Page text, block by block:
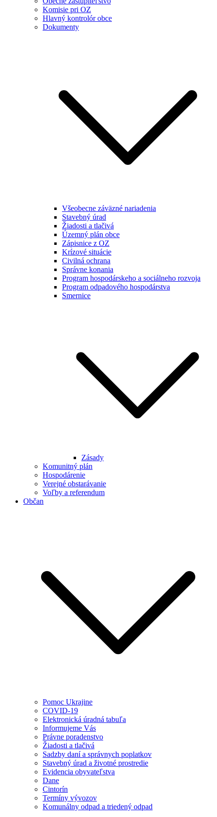
Komisie pri OZ
Hlavný kontrolór obce
Dokumenty
Všeobecne záväzné nariadenia
Stavebný úrad
Žiadosti a tlačivá
Územný plán obce
Zápisnice z OZ
Krízové situácie
Civilná ochrana
Správne konania
Program hospodárskeho a sociálneho rozvoja
Program odpadového hospodárstva
Smernice
Zásady
Komunitný plán
Hospodárenie
Verejné obstarávanie
Voľby a referendum
Občan
Pomoc Ukrajine
COVID-19
Elektronická úradná tabuľa
Informujeme Vás
Právne poradenstvo
Žiadosti a tlačivá
Sadzby daní a správnych poplatkov
Stavebný úrad a životné prostredie
Evidencia obyvateľstva
Dane
Cintorín
Termíny vývozov
Komunálny odpad a triedený odpad